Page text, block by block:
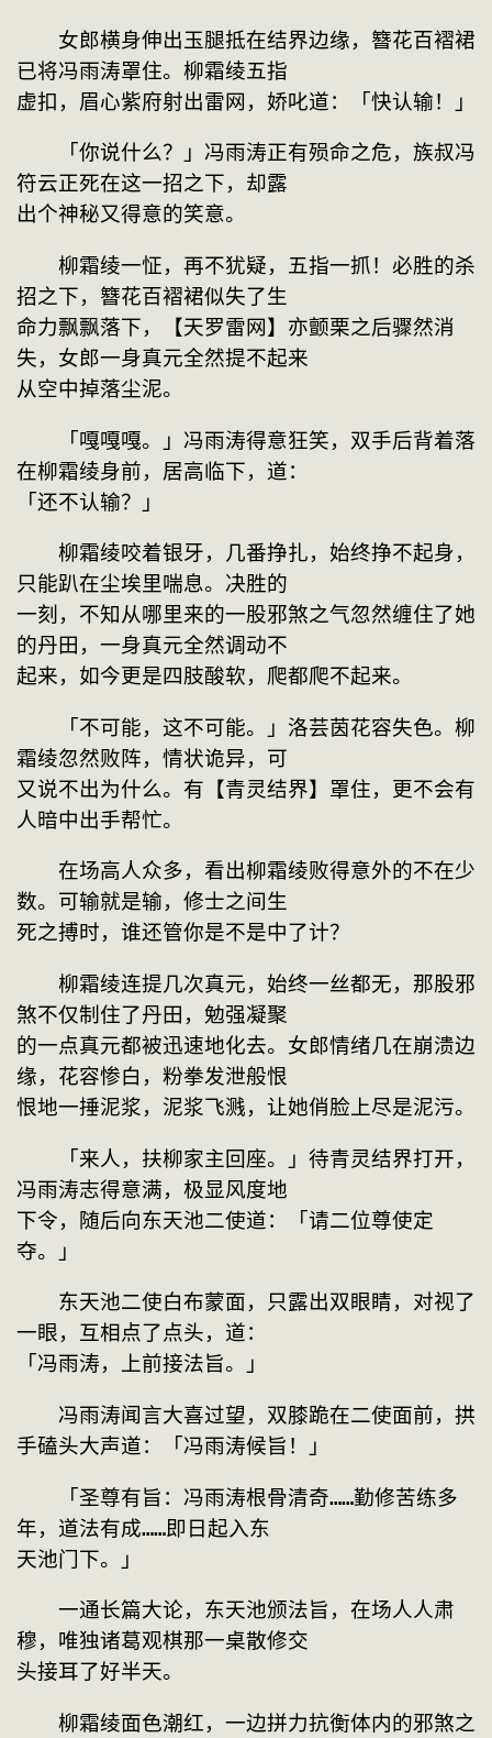
女郎横身伸出玉腿抵在结界边缘，簪花百褶裙
已将冯雨涛罩住。柳霜绫五指
虚扣，眉心紫府射出雷网，娇叱道：「快认输！」
「你说什么？」冯雨涛正有殒命之危，族叔冯
符云正死在这一招之下，却露
出个神秘又得意的笑意。
柳霜绫一怔，再不犹疑，五指一抓！必胜的杀
招之下，簪花百褶裙似失了生
命力飘飘落下，【天罗雷网】亦颤栗之后骤然消
失，女郎一身真元全然提不起来
从空中掉落尘泥。
「嘎嘎嘎。」冯雨涛得意狂笑，双手后背着落
在柳霜绫身前，居高临下，道：
「还不认输？」
柳霜绫咬着银牙，几番挣扎，始终挣不起身，
只能趴在尘埃里喘息。决胜的
一刻，不知从哪里来的一股邪煞之气忽然缠住了她
的丹田，一身真元全然调动不
起来，如今更是四肢酸软，爬都爬不起来。
「不可能，这不可能。」洛芸茵花容失色。柳
霜绫忽然败阵，情状诡异，可
又说不出为什么。有【青灵结界】罩住，更不会有
人暗中出手帮忙。
在场高人众多，看出柳霜绫败得意外的不在少
数。可输就是输，修士之间生
死之搏时，谁还管你是不是中了计？
柳霜绫连提几次真元，始终一丝都无，那股邪
煞不仅制住了丹田，勉强凝聚
的一点真元都被迅速地化去。女郎情绪几在崩溃边
缘，花容惨白，粉拳发泄般恨
恨地一捶泥浆，泥浆飞溅，让她俏脸上尽是泥污。
「来人，扶柳家主回座。」待青灵结界打开，
冯雨涛志得意满，极显风度地
下令，随后向东天池二使道：「请二位尊使定
夺。」
东天池二使白布蒙面，只露出双眼睛，对视了
一眼，互相点了点头，道：
「冯雨涛，上前接法旨。」
冯雨涛闻言大喜过望，双膝跪在二使面前，拱
手磕头大声道：「冯雨涛候旨！」
「圣尊有旨：冯雨涛根骨清奇……勤修苦练多
年，道法有成……即日起入东
天池门下。」
一通长篇大论，东天池颁法旨，在场人人肃
穆，唯独诸葛观棋那一桌散修交
头接耳了好半天。
柳霜绫面色潮红，一边拼力抗衡体内的邪煞之